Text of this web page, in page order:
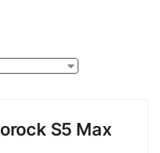
S5 Max